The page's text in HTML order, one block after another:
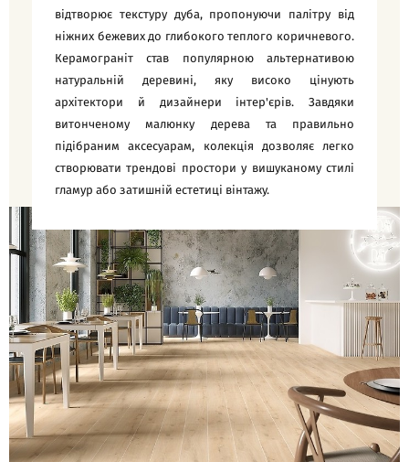
відтворює текстуру дуба, пропонуючи палітру від
ніжних бежевих до глибокого теплого коричневого.
Керамограніт став популярною альтернативою
натуральній деревині, яку високо цінують
архітектори й дизайнери інтер'єрів. Завдяки
витонченому малюнку дерева та правильно
підібраним аксесуарам, колекція дозволяє легко
створювати трендові простори у вишуканому стилі
гламур або затишній естетиці вінтажу.